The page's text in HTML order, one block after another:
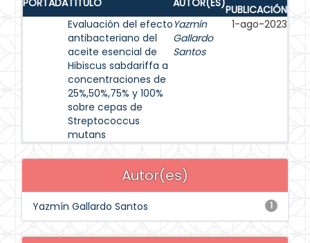
PORTADATÍTULO AUTOR(ES)PUBLICACIÓN
Evaluación del efecto
antibacteriano del
aceite esencial de
Hibiscus sabdariffa a
concentraciones de
25%,50%,75% y 100%
sobre cepas de
Streptococcus
mutans
Yazmín
Gallardo
Santos
1-ago-2023
Autor(es)
1
Yazmín Gallardo Santos